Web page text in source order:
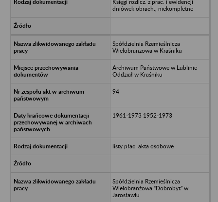
Księgi rozlicz. z prac. i ewidencji
dniówek obrach., niekompletne
Spółdzielnia Rzemieślnicza
Wielobranżowa w Kraśniku
Archiwum Państwowe w Lublinie
Oddział w Kraśniku
94
1961-1973 1952-1973
listy płac, akta osobowe
Spółdzielnia Rzemieślnicza
Wielobranżowa “Dobrobyt” w
Jarosławiu